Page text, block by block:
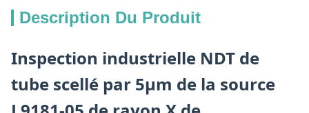
Description Du Produit
Inspection industrielle NDT de
tube scellé par 5μm de la source